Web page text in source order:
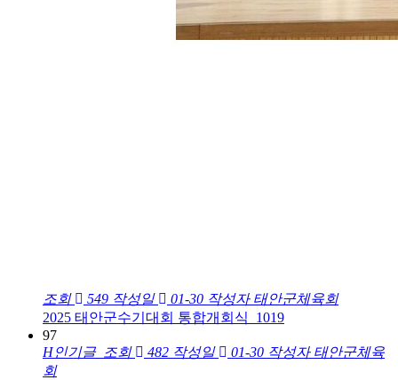
조회 549 작성일 01-30 작성자 태안군체육회
2025 태안군수기대회 통합개회식_1019
97
H인기글 조회 482 작성일 01-30 작성자 태안군체육
회